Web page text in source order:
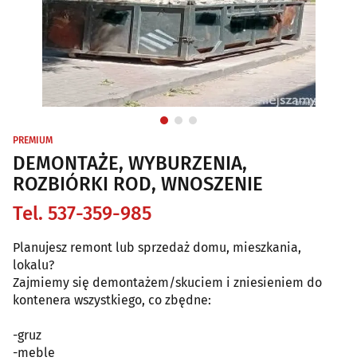
PREMIUM
DEMONTAŻE, WYBURZENIA,
ROZBIÓRKI ROD, WNOSZENIE
Tel. 537-359-985
Planujesz remont lub sprzedaż domu, mieszkania,
lokalu?
Zajmiemy się demontażem/skuciem i zniesieniem do
kontenera wszystkiego, co zbędne:
-gruz
-meble